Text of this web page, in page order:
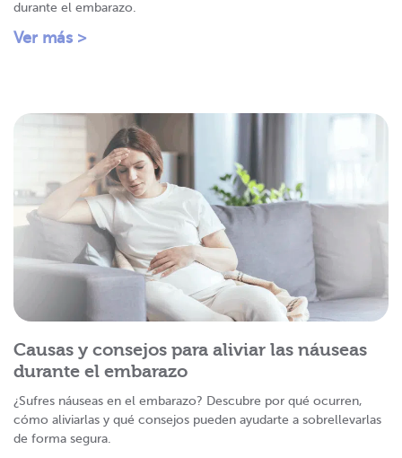
durante el embarazo.
Ver más >
Causas y consejos para aliviar las náuseas
durante el embarazo
¿Sufres náuseas en el embarazo? Descubre por qué ocurren,
cómo aliviarlas y qué consejos pueden ayudarte a sobrellevarlas
de forma segura.